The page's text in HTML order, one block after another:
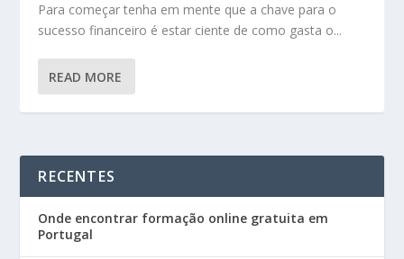
Para começar tenha em mente que a chave para o
sucesso financeiro é estar ciente de como gasta o...
READ MORE
RECENTES
Onde encontrar formação online gratuita em
Portugal